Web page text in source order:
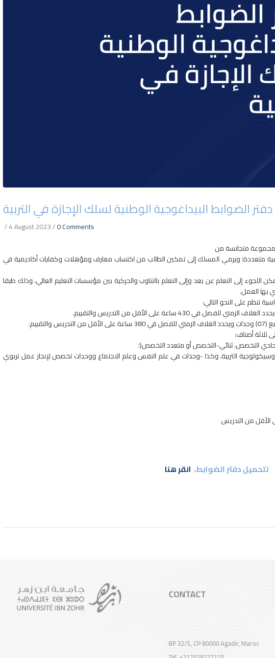
دفتر الضوابط البيداغوجية الوطنية لسلك الإجازة في التربية
/4 August 2023/0 Comments
مجموعة متجانسة من
ويرمي المسلك إلى تمكين الطالب من اكتساب معارف ومؤهلات وكفايات أكاديمية في
إلى التعلم عن بعد وإلى التعلم بالتناوب والحركية بين مؤسسات التعليم العالي، وذلك طبقا
بها العمل.
التخصص، ثنائي-التخصص أو متعدد التخصص(؛
وسيكولوجية التربية، وكذا -وحدات في علم النفس وعلم الاجتماع ووحدات تخصص لإنجاز عمل تربوي
لتحميل دفتر الضوابط، انقر هنا
CONTACT
BP 32/S, CP 80000 Agadir, Maroc